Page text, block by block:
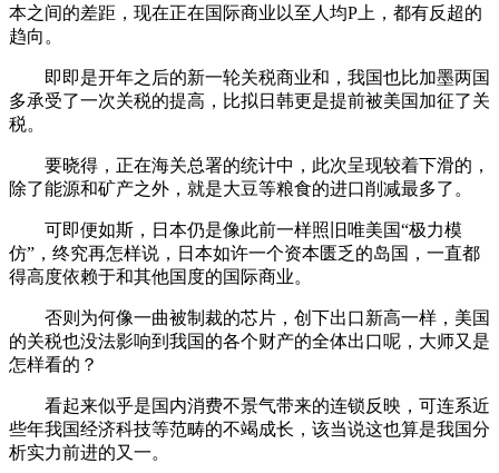
本之间的差距，现在正在国际商业以至人均P上，都有反超的
趋向。
即即是开年之后的新一轮关税商业和，我国也比加墨两国
多承受了一次关税的提高，比拟日韩更是提前被美国加征了关
税。
要晓得，正在海关总署的统计中，此次呈现较着下滑的，
除了能源和矿产之外，就是大豆等粮食的进口削减最多了。
可即便如斯，日本仍是像此前一样照旧唯美国“极力模
仿”，终究再怎样说，日本如许一个资本匮乏的岛国，一直都
得高度依赖于和其他国度的国际商业。
否则为何像一曲被制裁的芯片，创下出口新高一样，美国
的关税也没法影响到我国的各个财产的全体出口呢，大师又是
怎样看的？
看起来似乎是国内消费不景气带来的连锁反映，可连系近
些年我国经济科技等范畴的不竭成长，该当说这也算是我国分
析实力前进的又一。